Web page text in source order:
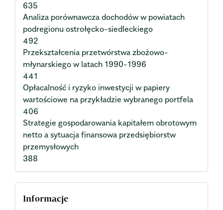
635
Analiza porównawcza dochodów w powiatach
podregionu ostrołęcko-siedleckiego
492
Przekształcenia przetwórstwa zbożowo-
młynarskiego w latach 1990-1996
441
Opłacalność i ryzyko inwestycji w papiery
wartościowe na przykładzie wybranego portfela
406
Strategie gospodarowania kapitałem obrotowym
netto a sytuacja finansowa przedsiębiorstw
przemysłowych
388
Informacje